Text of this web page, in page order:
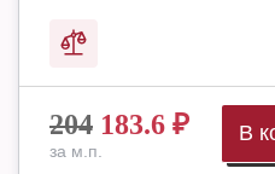
204 183.6 ₽
за м.п.
В